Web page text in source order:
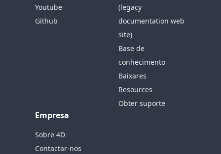
Youtube
Github
(legacy
documentation web
site)
Base de
conhecimento
Baixares
Resources
Obter suporte
Empresa
Sobre 4D
Contactar-nos